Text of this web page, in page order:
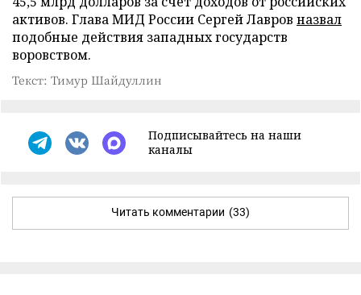
активов. Глава МИД России Сергей Лавров назвал
подобные действия западных государств
воровством.
Текст: Тимур Шайдуллин
Подписывайтесь на наши
каналы
Читать комментарии (33)